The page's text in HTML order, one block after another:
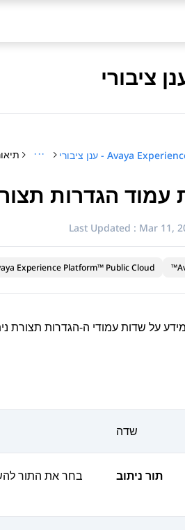
···
עמוד הגדרות
Last Updated : Mar 11,
Experience Platform™ Public Cloud
על שדות עמודי ה-הגדרות תצורת
שדה
תור ניתוב
בחר את התור